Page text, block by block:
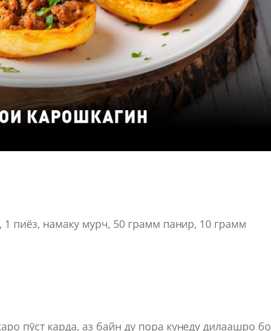
пиёз, намаку мурч, 50 грамм панир, 10 грамм
пӯст карда, аз байн ду пора кунеду дилаашро бо